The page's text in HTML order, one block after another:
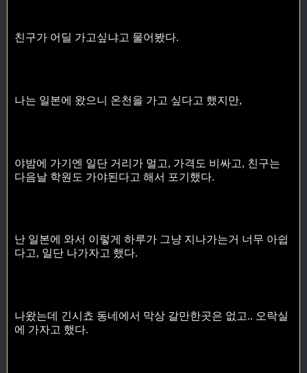
친구가 어딜 가고싶냐고 물어봤다.
나는 일본에 왔으니 온천을 가고 싶다고 했지만,
야밤에 가기엔 일단 거리가 멀고, 가격도 비싸고, 친구는
다음날 학원도 가야된다고 해서 포기했다.
난 일본에 와서 이렇게 하루가 그냥 지나가는거 너무 아쉽
다고, 일단 나가자고 했다.
나왔는데 긴시쵸 동네에서 막상 갈만한곳은 없고.. 오락실
에 가자고 했다.